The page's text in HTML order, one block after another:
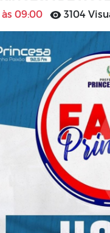
às 09:00 3104